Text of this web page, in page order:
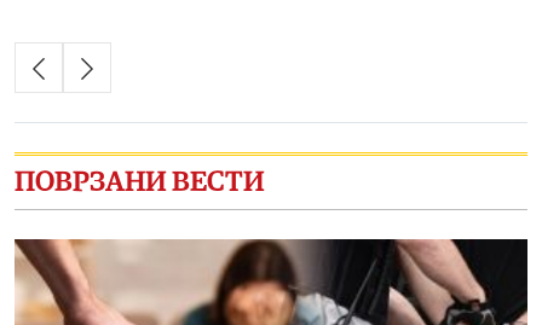
ПОВРЗАНИ ВЕСТИ